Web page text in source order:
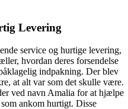
Levering
service og hurtige levering,
hvordan deres forsendelse
indpakning. Der blev
at alt var som det skulle være.
ved navn Amalia for at hjælpe
ankom hurtigt. Disse